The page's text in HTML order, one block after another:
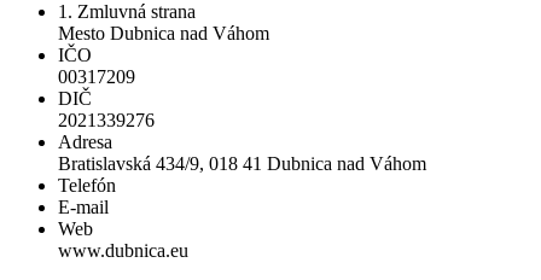
1. Zmluvná strana
Mesto Dubnica nad Váhom
IČO
00317209
DIČ
2021339276
Adresa
Bratislavská 434/9, 018 41 Dubnica nad Váhom
Telefón
E-mail
Web
www.dubnica.eu